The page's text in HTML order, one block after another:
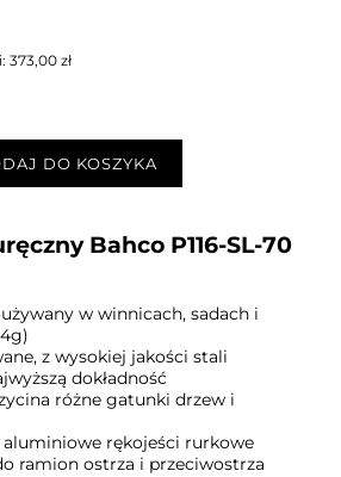
373,00 zł
:) DO KOSZYKA
Bahco P116-SL-70
w winnicach, sadach i
z wysokiej jakości stali
dokładność
różne gatunki drzew i
aluminiowe rękojeści rurkowe
ramion ostrza i przeciwostrza